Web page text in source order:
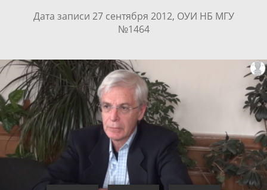
Дата записи 27 сентября 2012, ОУИ НБ МГУ
№1464